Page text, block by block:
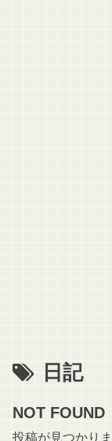
日記
NOT FOUND
投稿が見つかり